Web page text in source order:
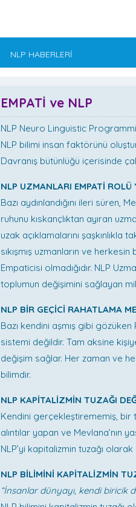
NLP HABERLERİ
EMPATİ ve NLP
NLP Neuro Linguistic
NLP bilimi insan faktörünü
Davranış bütünlüğü içerisinde
NLP UZMANLARI EMPATİ ROLÜ
Bazı aydınlandığını ileri süren,
ruhunu kıskançlıktan ayıran
uzak açıklamalarını
sıkışmış uzmanların ve
Empaticisi olmadığıdır. NLP
toplumun değişimini sağlayan
NLP BİR GEÇİCİ RAHATLAMA
Bazı kendini aşmış gibi
sistemi değildir. Tam aksine
değişim sağlar. Her zaman ve
bilimdir.
NLP KAPİTALİZMİN TUZAĞI
Kendini gerçekleştirememiş, bir
alıntılar yapan ve Mevlana’nın
NLP’yi kapitalizmin tuzağı
NLP BİLİMİNİ KAPİTALİZMİN
“İnsanlar dünyayı, kendi biricik